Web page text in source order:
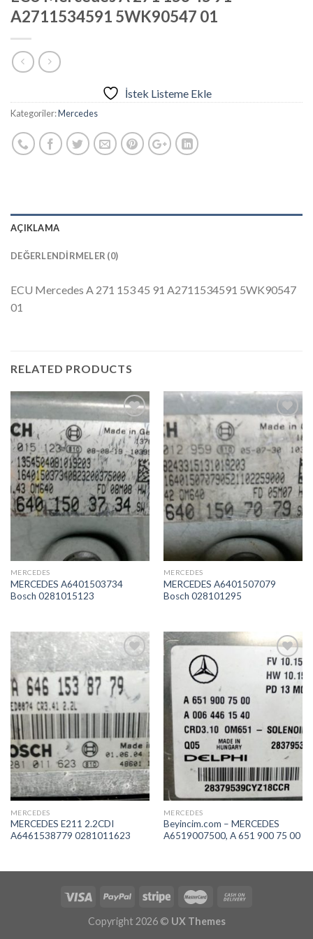
A2711534591 5WK90547 01
İstek Listeme Ekle
Kategoriler:Mercedes
AÇIKLAMA
DEĞERLENDIRMELER (0)
ECU Mercedes A 271 153 45 91 A2711534591 5WK90547
01
RELATED PRODUCTS
İstek
Listeme
Ekle
MERCEDES
MERCEDES A6401503734
Bosch 0281015123
İstek
Listeme
Ekle
MERCEDES
MERCEDES A6401507079
Bosch 028101295
İstek
Listeme
Ekle
MERCEDES
MERCEDES E211 2.2CDI
A6461538779 0281011623
İstek
MERCEDES
Beyincim.com – MERCEDES
A6519007500, A 651 900 75 00
Copyright 2026 © UX Themes